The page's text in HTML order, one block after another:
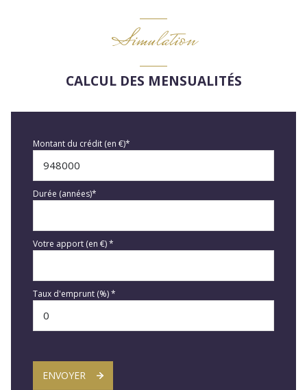
Simulation
CALCUL DES MENSUALITÉS
Montant du crédit (en €)*
Durée (années)*
Votre apport (en €) *
Taux d'emprunt (%) *
ENVOYER